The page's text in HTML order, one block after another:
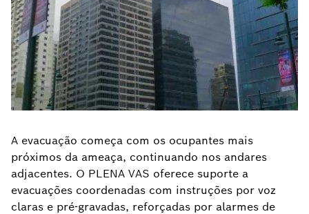
A evacuação começa com os ocupantes mais
próximos da ameaça, continuando nos andares
adjacentes. O PLENA VAS oferece suporte a
evacuações coordenadas com instruções por voz
claras e pré-gravadas, reforçadas por alarmes de